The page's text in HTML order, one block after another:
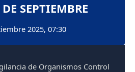
SEPTIEMBRE
2025, 07:30
de Organismos Control